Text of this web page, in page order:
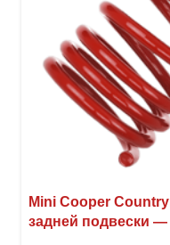
Mini Cooper
задней подвески